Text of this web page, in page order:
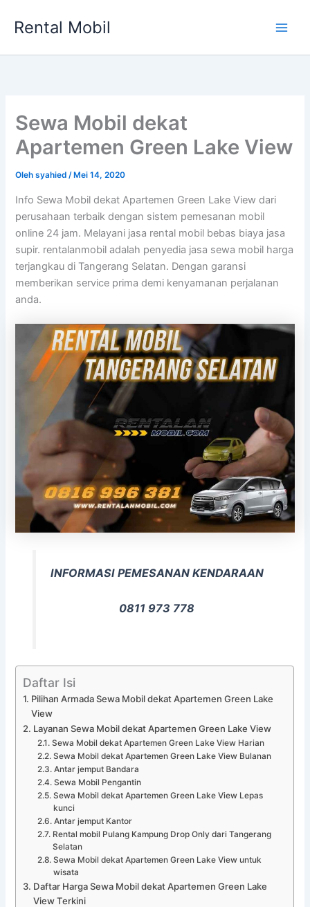
Rental Mobil
Sewa Mobil dekat
Apartemen Green Lake View
Olehsyahied/ Mei 14, 2020
Info Sewa Mobil dekat Apartemen Green Lake View dari
perusahaan terbaik dengan sistem pemesanan mobil
online 24 jam. Melayani jasa rental mobil bebas biaya jasa
supir. rentalanmobil adalah penyedia jasa sewa mobil harga
terjangkau di Tangerang Selatan. Dengan garansi
memberikan service prima demi kenyamanan perjalanan
anda.
INFORMASI PEMESANAN KENDARAAN
0811 973 778
Daftar Isi
Pilihan Armada Sewa Mobil dekat Apartemen Green Lake
View
Layanan Sewa Mobil dekat Apartemen Green Lake View
Sewa Mobil dekat Apartemen Green Lake View Harian
Sewa Mobil dekat Apartemen Green Lake View Bulanan
Antar jemput Bandara
Sewa Mobil Pengantin
Sewa Mobil dekat Apartemen Green Lake View Lepas
kunci
Antar jemput Kantor
Rental mobil Pulang Kampung Drop Only dari Tangerang
Selatan
Sewa Mobil dekat Apartemen Green Lake View untuk
wisata
Daftar Harga Sewa Mobil dekat Apartemen Green Lake
View Terkini